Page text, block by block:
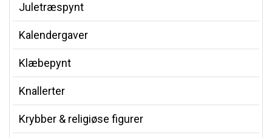
Juletræspynt
Kalendergaver
Klæbepynt
Knallerter
Krybber & religiøse figurer